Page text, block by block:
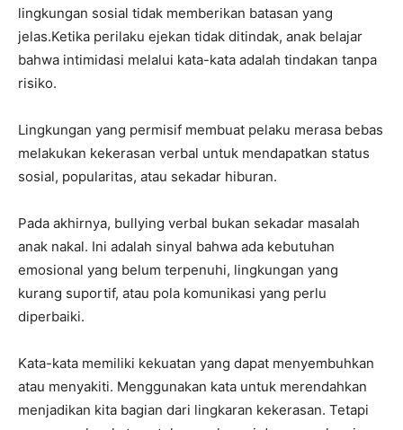
lingkungan sosial tidak memberikan batasan yang
jelas.Ketika perilaku ejekan tidak ditindak, anak belajar
bahwa intimidasi melalui kata-kata adalah tindakan tanpa
risiko.
Lingkungan yang permisif membuat pelaku merasa bebas
melakukan kekerasan verbal untuk mendapatkan status
sosial, popularitas, atau sekadar hiburan.
Pada akhirnya, bullying verbal bukan sekadar masalah
anak nakal. Ini adalah sinyal bahwa ada kebutuhan
emosional yang belum terpenuhi, lingkungan yang
kurang suportif, atau pola komunikasi yang perlu
diperbaiki.
Kata-kata memiliki kekuatan yang dapat menyembuhkan
atau menyakiti. Menggunakan kata untuk merendahkan
menjadikan kita bagian dari lingkaran kekerasan. Tetapi